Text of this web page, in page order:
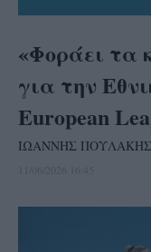
«Φοράει τα
για την
European
ΙΩΑΝΝΗΣ ΠΟΥΛΑΚΗΣ